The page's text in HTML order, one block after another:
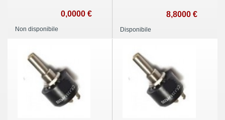
0,0000 €
Non disponibile
8,8000 €
Disponibile